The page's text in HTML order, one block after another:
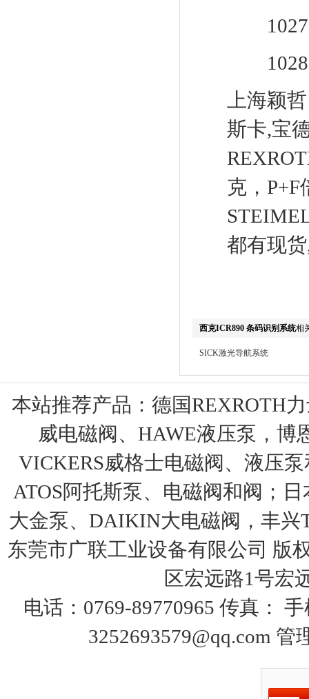
上海颖
斯卡,宝
克，
都有现
西克ICR890 条码识别系统相
SICK激光导航系统
本站推荐产品： 德国REXROTH
威电磁阀、HAWE液压泵，博
VICKERS威格士电磁阀、液压
ATOS阿托斯泵、电磁阀和阀；
大金泵、DAIKIN大电磁阀，丰
东莞市广联工业设备有限公司 版
区宏远路1号宏
电话：0769-89770965 传真：
3252693579@qq.com 管